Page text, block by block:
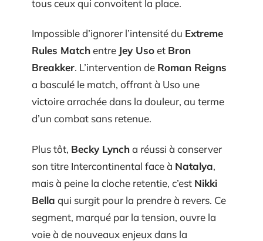
tous ceux qui convoitent la place.
Impossible d’ignorer l’intensité du Extreme
Rules Matchentre Jey Usoet Bron
Breakker. L’intervention de Roman Reigns
a basculé le match, offrant à Uso une
victoire arrachée dans la douleur, au terme
d’un combat sans retenue.
Plus tôt, Becky Lyncha réussi à conserver
son titre Intercontinental face à Natalya,
mais à peine la cloche retentie, c’est Nikki
Bella qui surgit pour la prendre à revers. Ce
segment, marqué par la tension, ouvre la
voie à de nouveaux enjeux dans la